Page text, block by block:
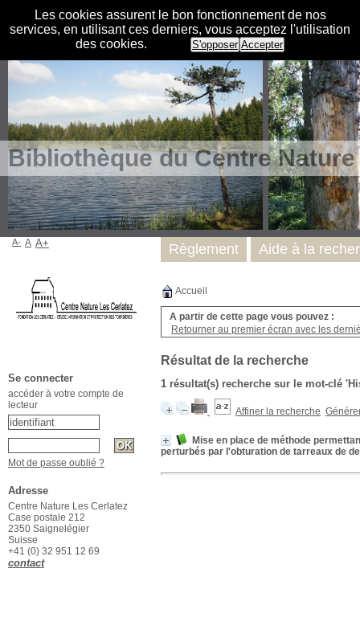
Les cookies assurent le bon fonctionnement de nos
services, en utilisant ces derniers, vous acceptez l'utilisation
des cookies.
S'opposer Accepter
Bibliothèque du Centre
Accueil
A partir de cette page vous pouvez :
Retourner au premier écran avec les
Résultat de la recherche
1 résultat(s) recherche sur le mot-clé
Affiner la recherche
Mise en place de méthode
perturbés par l'obturation de tarreaux de
Règlement Aide à la
A- A A+
Se connecter
accéder à votre compte de
lecteur
Mot de passe oublié ?
Adresse
Centre Nature Les Cerlatez
Case postale 212
2350 Saignelégier
Suisse
+41 (0) 32 951 12 69
contact